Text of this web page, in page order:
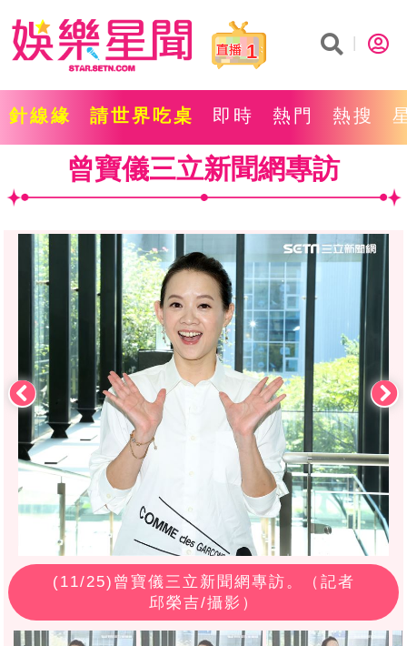
1
針線緣 請世界吃桌 即時 熱門 熱搜
曾寶儀三立新聞網專訪
(11/25)曾寶儀三立新聞網專訪。（記者
邱榮吉/攝影）